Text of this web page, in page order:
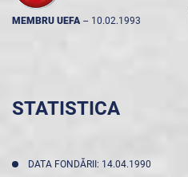
MEMBRU UEFA -- 10.02.1993
STATISTICA
DATA FONDĂRII: 14.04.1990